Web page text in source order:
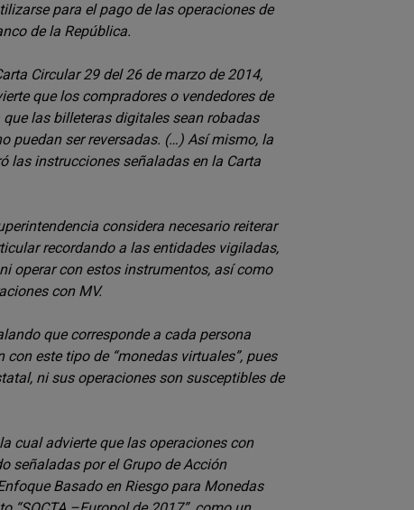
para el pago de las operaciones de
de la República.
Circular 29 del 26 de marzo de 2014,
que los compradores o vendedores de
las billeteras digitales sean robadas
puedan ser reversadas. (…) Así mismo, la
las instrucciones señaladas en la Carta
considera necesario reiterar
recordando a las entidades vigiladas,
operar con estos instrumentos, así como
con MV.
que corresponde a cada persona
este tipo de “monedas virtuales”, pues
ni sus operaciones son susceptibles de
cual advierte que las operaciones con
señaladas por el Grupo de Acción
Basado en Riesgo para Monedas